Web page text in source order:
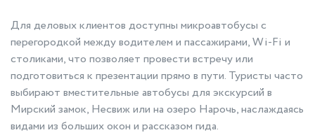
Для деловых клиентов доступны микроавтобусы с
перегородкой между водителем и пассажирами, Wi-Fi и
столиками, что позволяет провести встречу или
подготовиться к презентации прямо в пути. Туристы часто
выбирают вместительные автобусы для экскурсий в
Мирский замок, Несвиж или на озеро Нарочь, наслаждаясь
видами из больших окон и рассказом гида.